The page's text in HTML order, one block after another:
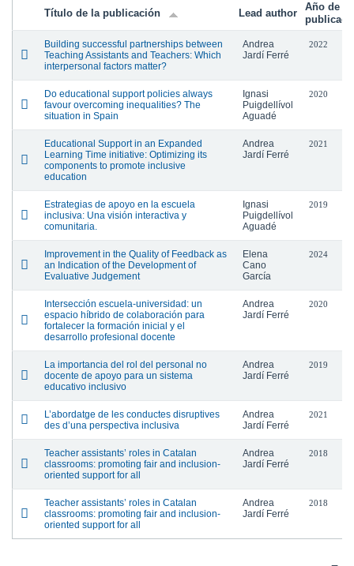
Título de la publicación Lead author
Año de
Building successful partnerships between
Teaching Assistants and Teachers: Which
interpersonal factors matter?
Andrea
Jardí Ferré
2022
Do educational support policies always
favour overcoming inequalities? The
situation in Spain
Ignasi
Puigdellívol
Aguadé
2020
Educational Support in an Expanded
Learning Time initiative: Optimizing its
components to promote inclusive
education
Andrea
Jardí Ferré
2021
Estrategias de apoyo en la escuela
inclusiva: Una visión interactiva y
comunitaria.
Ignasi
Puigdellívol
Aguadé
2019
Improvement in the Quality of Feedback as
an Indication of the Development of
Evaluative Judgement
Elena
Cano
García
2024
Intersección escuela-universidad: un
espacio híbrido de colaboración para
fortalecer la formación inicial y el
desarrollo profesional docente
Andrea
Jardí Ferré
2020
La importancia del rol del personal no
docente de apoyo para un sistema
educativo inclusivo
Andrea
Jardí Ferré
2019
L’abordatge de les conductes disruptives
des d’una perspectiva inclusiva
Andrea
Jardí Ferré
2021
Teacher assistants’ roles in Catalan
classrooms: promoting fair and inclusion-
oriented support for all
Andrea
Jardí Ferré
2018
Teacher assistants’ roles in Catalan
classrooms: promoting fair and inclusion-
oriented support for all
Andrea
Jardí Ferré
2018